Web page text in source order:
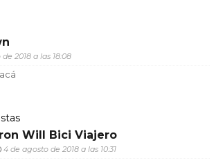
2018 a las 18:08
Will Bici Viajero
4 de agosto de 2018 a las 10:31